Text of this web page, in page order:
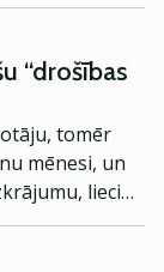
ir Lietuvā –
dati*.
“drošības
tomēr
mēnesi, un
liecina
dati.*